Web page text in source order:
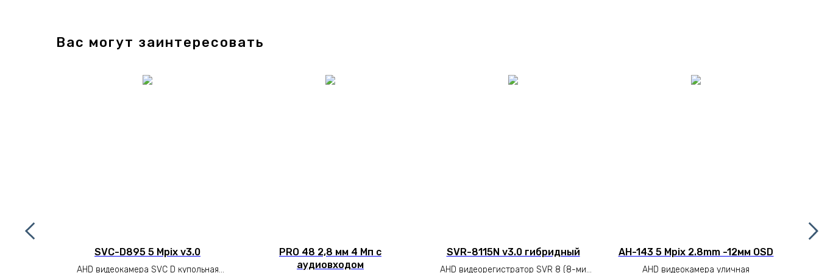
Вас могут заинтересовать
SVC-D895 5 Mpix v3.0
AHD видеокамера SVC D купольная
PRO 48 2,8 мм 4 Мп с
аудиовходом
SVR-8115N v3.0 гибридный
AHD видеорегистратор SVR 8 (8-ми
AH-143 5 Mpix 2.8mm -12мм OSD
AHD видеокамера уличная